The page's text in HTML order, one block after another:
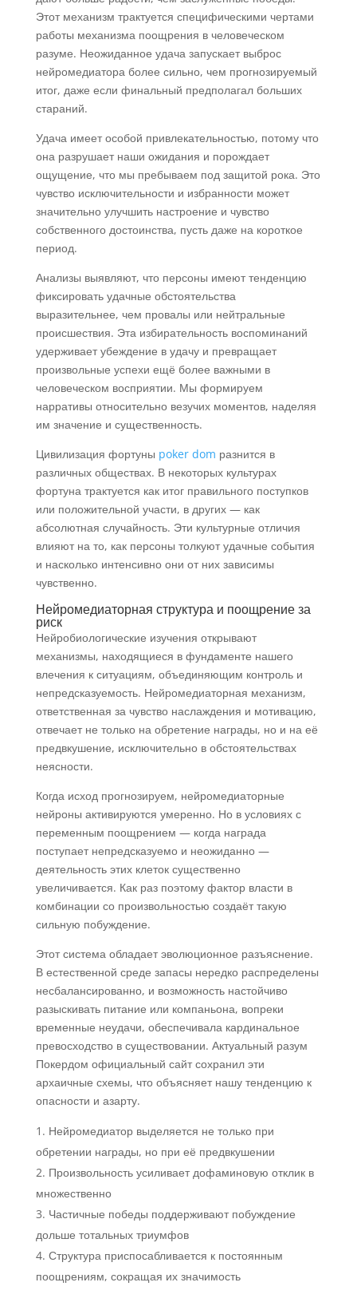
Этот механизм трактуется специфическими чертами
работы механизма поощрения в человеческом
разуме. Неожиданное удача запускает выброс
нейромедиатора более сильно, чем прогнозируемый
итог, даже если финальный предполагал больших
стараний.
Удача имеет особой привлекательностью, потому что
она разрушает наши ожидания и порождает
ощущение, что мы пребываем под защитой рока. Это
чувство исключительности и избранности может
значительно улучшить настроение и чувство
собственного достоинства, пусть даже на короткое
период.
Анализы выявляют, что персоны имеют тенденцию
фиксировать удачные обстоятельства
выразительнее, чем провалы или нейтральные
происшествия. Эта избирательность воспоминаний
удерживает убеждение в удачу и превращает
произвольные успехи ещё более важными в
человеческом восприятии. Мы формируем
нарративы относительно везучих моментов, наделяя
им значение и существенность.
Цивилизация фортуны poker dom разнится в
различных обществах. В некоторых культурах
фортуна трактуется как итог правильного поступков
или положительной участи, в других — как
абсолютная случайность. Эти культурные отличия
влияют на то, как персоны толкуют удачные события
и насколько интенсивно они от них зависимы
чувственно.
Нейромедиаторная структура и поощрение за
риск
Нейробиологические изучения открывают
механизмы, находящиеся в фундаменте нашего
влечения к ситуациям, объединяющим контроль и
непредсказуемость. Нейромедиаторная механизм,
ответственная за чувство наслаждения и мотивацию,
отвечает не только на обретение награды, но и на её
предвкушение, исключительно в обстоятельствах
неясности.
Когда исход прогнозируем, нейромедиаторные
нейроны активируются умеренно. Но в условиях с
переменным поощрением — когда награда
поступает непредсказуемо и неожиданно —
деятельность этих клеток существенно
увеличивается. Как раз поэтому фактор власти в
комбинации со произвольностью создаёт такую
сильную побуждение.
Этот система обладает эволюционное разъяснение.
В естественной среде запасы нередко распределены
несбалансированно, и возможность настойчиво
разыскивать питание или компаньона, вопреки
временные неудачи, обеспечивала кардинальное
превосходство в существовании. Актуальный разум
Покердом официальный сайт сохранил эти
архаичные схемы, что объясняет нашу тенденцию к
опасности и азарту.
Нейромедиатор выделяется не только при
обретении награды, но при её предвкушении
Произвольность усиливает дофаминовую отклик в
множественно
Частичные победы поддерживают побуждение
дольше тотальных триумфов
Структура приспосабливается к постоянным
поощрениям, сокращая их значимость